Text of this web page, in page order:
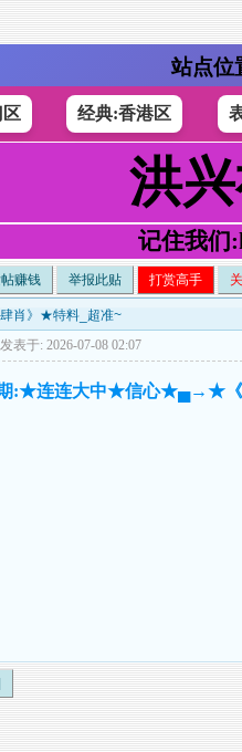
站点位
经典:香港区
洪
记住我们
赚钱 举报此贴 打赏高手
肖》★特料_超准~
发表于: 2026-07-08 02:07
:★连连大中★信心★▄→★《